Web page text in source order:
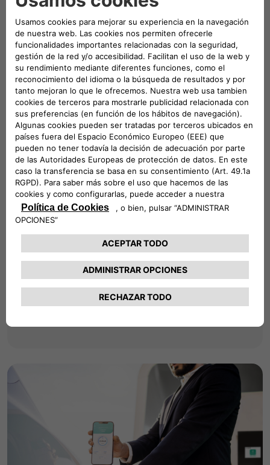
RECARGA PARA EMPRESAS
Soluciones para tu
empresa
Diseñamos, instalamos y gestionamos
revolucionarios productos y servicios de